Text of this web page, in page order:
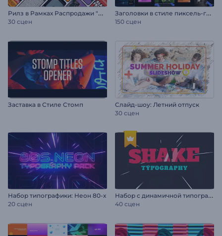
Р
илз в Рамках Распродажи "Черная пятница"
30 сцен
З
аголовки в стиле пиксель-глитч
150 сцен
Заставка в Стиле Стомп
Слайд-шоу: Летний отпуск
30 сцен
Набор типографики: Неон 80-х
20 сцен
Н
абор с динамичной типографикой
40 сцен